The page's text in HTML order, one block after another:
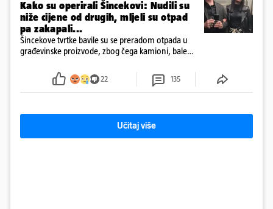
Kako su operirali Šincekovi: Nudili su
niže cijene od drugih, mljeli su otpad
pa zakapali...
Šincekove tvrtke bavile su se preradom otpada u
građevinske proizvode, zbog čega kamioni, bale
22 135
Učitaj više